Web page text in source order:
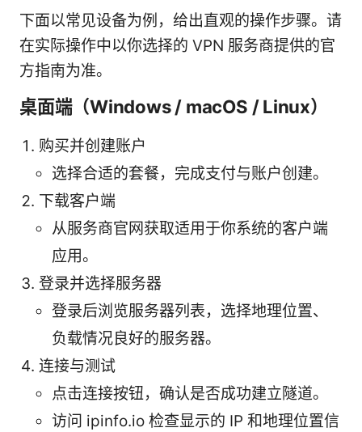
下面以常见设备为例，给出直观的操作步骤。请
在实际操作中以你选择的 VPN 服务商提供的官
方指南为准。
桌面端（Windows / macOS / Linux）
购买并创建账户
选择合适的套餐，完成支付与账户创建。
下载客户端
从服务商官网获取适用于你系统的客户端
应用。
登录并选择服务器
登录后浏览服务器列表，选择地理位置、
负载情况良好的服务器。
连接与测试
点击连接按钮，确认是否成功建立隧道。
访问 ipinfo.io 检查显示的 IP 和地理位置信